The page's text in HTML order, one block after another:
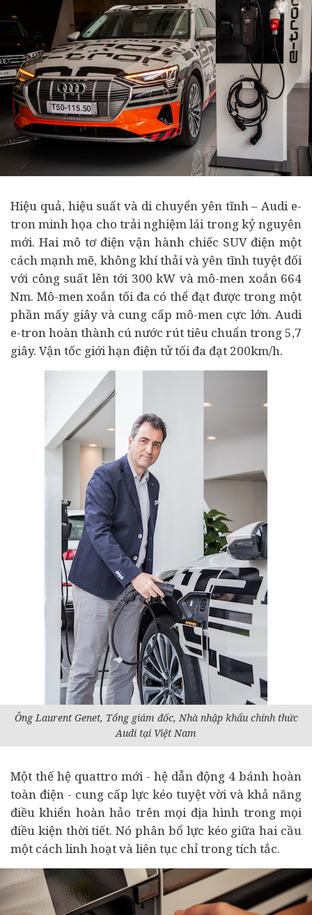
Hiệu quả, hiệu suất và di chuyển yên tĩnh – Audi e-
tron minh họa cho trải nghiệm lái trong kỷ nguyên
mới. Hai mô tơ điện vận hành chiếc SUV điện một
cách mạnh mẽ, không khí thải và yên tĩnh tuyệt đối
với công suất lên tới 300 kW và mô-men xoắn 664
Nm. Mô-men xoắn tối đa có thể đạt được trong một
phần mấy giây và cung cấp mô-men cực lớn. Audi
e-tron hoàn thành cú nước rút tiêu chuẩn trong 5,7
giây. Vận tốc giới hạn điện tử tối đa đạt 200km/h.
Ông Laurent Genet, Tổng giám đốc, Nhà nhập khẩu chính thức
Audi tại Việt Nam
Một thế hệ quattro mới - hệ dẫn động 4 bánh hoàn
toàn điện - cung cấp lực kéo tuyệt vời và khả năng
điều khiển hoàn hảo trên mọi địa hình trong mọi
điều kiện thời tiết. Nó phân bổ lực kéo giữa hai cầu
một cách linh hoạt và liên tục chỉ trong tích tắc.